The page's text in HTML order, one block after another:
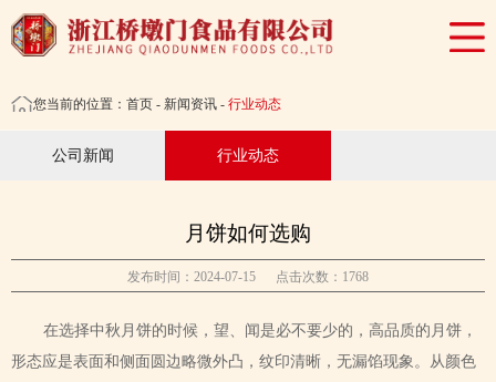
网站首页
产品展示
招商加盟
您当前的位置： 首页 - 新闻资讯 - 行业动态
公司新闻 行业动态
月饼如何选购
发布时间：2024-07-15 点击次数：1768
在选择中秋月饼的时候，望、闻是必不要少的，高品质的月饼，
形态应是表面和侧面圆边略微外凸，纹印清晰，无漏馅现象。从颜色